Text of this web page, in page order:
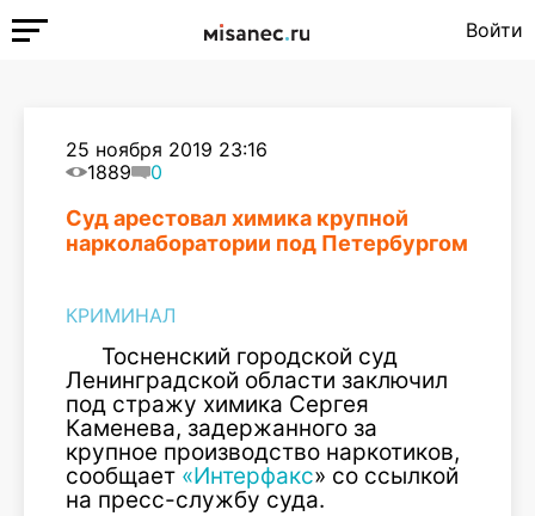
Войти
25 ноября 2019 23:16
1889
0
Суд арестовал химика крупной
нарколаборатории под Петербургом
КРИМИНАЛ
Тосненский городской суд
Ленинградской области заключил
под стражу химика Сергея
Каменева, задержанного за
крупное производство наркотиков,
сообщает «Интерфакс» со ссылкой
на пресс-службу суда.